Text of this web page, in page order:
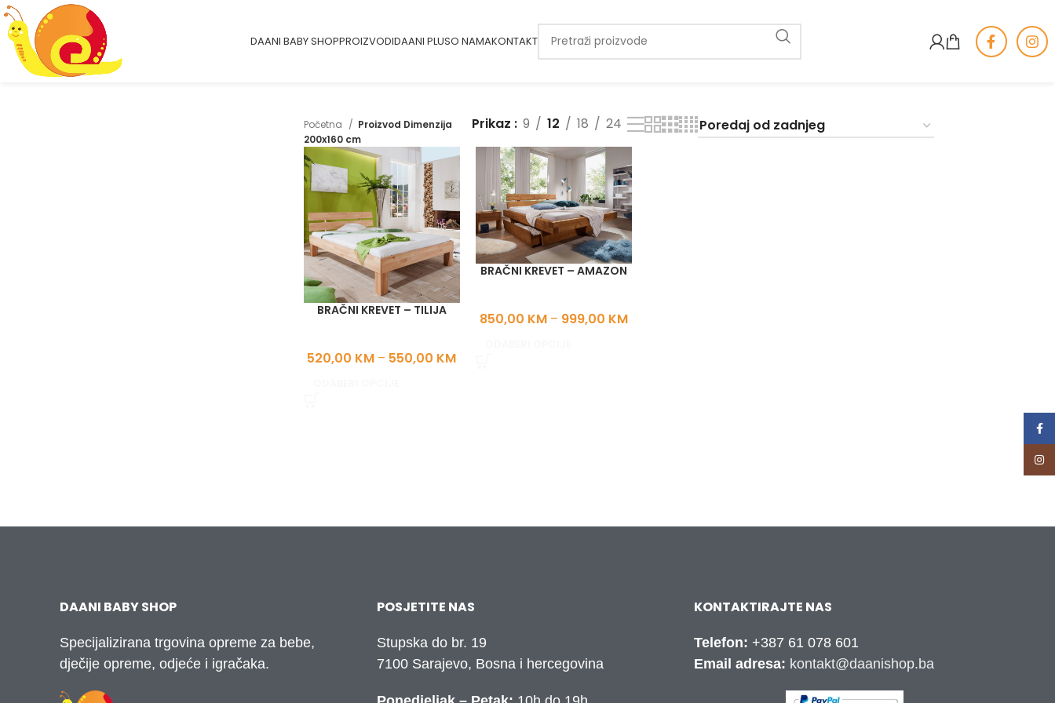
DAANI BABY SHOPPROIZVODIDAANI PLUSO NAMAKONTAKT
Početna
Proizvod Dimenzija
200x160 cm
Prikaz 9 12 18 24
BRAČNI KREVET – TILIJA
520,00 KM – 550,00 KM
BRAČNI KREVET – AMAZON
850,00 KM – 999,00 KM
DAANI BABY SHOP
Specijalizirana trgovina opreme za bebe,
dječije opreme, odjeće i igračaka.
POSJETITE NAS
Stupska do br. 19
7100 Sarajevo, Bosna i hercegovina
KONTAKTIRAJTE NAS
Telefon: +387 61 078 601
Email adresa: kontakt@daanishop.ba